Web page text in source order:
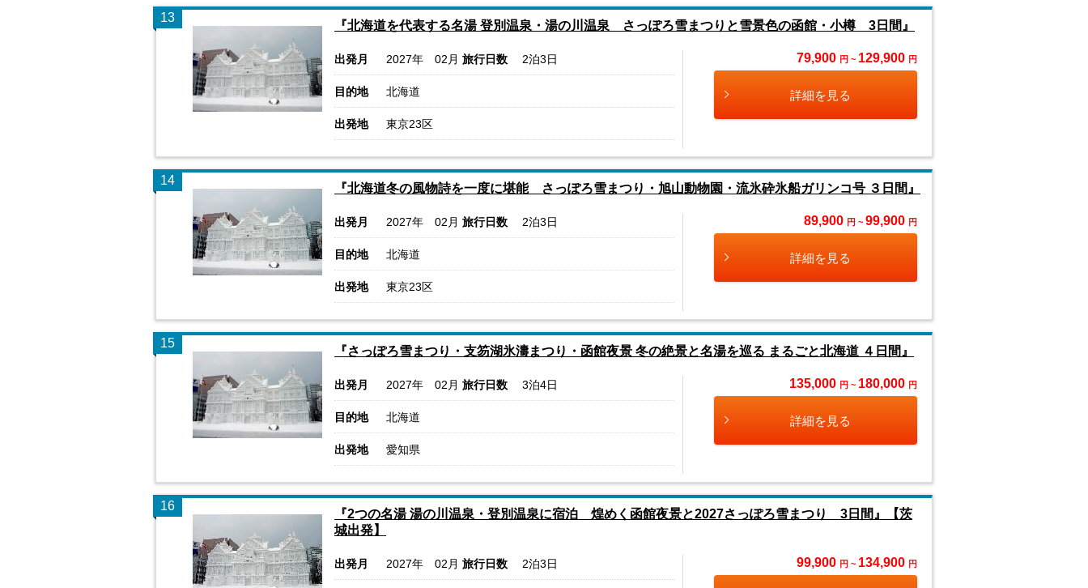
13
『北海道を代表する名湯 登別温泉・湯の川温泉 さっぽろ雪まつりと雪景色の函館・小樽 3日間』
出発月 2027年 02月 旅行日数 2泊3日
目的地 北海道
出発地 東京23区
79,900 円 ~ 129,900 円
詳細を見る
14
『北海道冬の風物詩を一度に堪能 さっぽろ雪まつり・旭山動物園・流氷砕氷船ガリンコ号 ３日間』
出発月 2027年 02月 旅行日数 2泊3日
目的地 北海道
出発地 東京23区
89,900 円 ~ 99,900 円
詳細を見る
15
『さっぽろ雪まつり・支笏湖氷濤まつり・函館夜景 冬の絶景と名湯を巡る まるごと北海道 ４日間』
出発月 2027年 02月 旅行日数 3泊4日
目的地 北海道
出発地 愛知県
135,000 円 ~ 180,000 円
詳細を見る
16
『2つの名湯 湯の川温泉・登別温泉に宿泊 煌めく函館夜景と2027さっぽろ雪まつり 3日間』【茨
城出発】
出発月 2027年 02月 旅行日数 2泊3日 99,900 円 ~ 134,900 円